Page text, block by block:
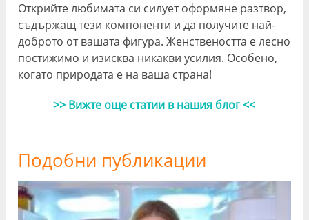
Открийте любимата си силует оформяне разтвор,
съдържащ тези компоненти и да получите най-
доброто от вашата фигура. Женствеността е лесно
постижимо и изисква никакви усилия. Особено,
когато природата е на ваша страна!
>> Вижте още статии в нашия блог <<
Подобни публикации